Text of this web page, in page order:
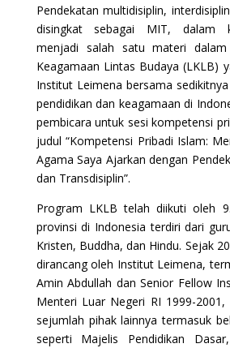
Pendekatan multidisiplin,
disingkat sebagai MIT, dalam
menjadi salah satu materi
Keagamaan Lintas Budaya (LKLB)
Institut Leimena bersama
pendidikan dan keagamaan di
pembicara untuk sesi kompetensi
judul “Kompetensi Pribadi Islam:
Agama Saya Ajarkan dengan
dan Transdisiplin”.
Program LKLB telah diikuti oleh
provinsi di Indonesia terdiri dari
Kristen, Buddha, dan Hindu. Sejak
dirancang oleh Institut Leimena,
Amin Abdullah dan Senior Fellow
Menteri Luar Negeri RI 1999-2001,
sejumlah pihak lainnya termasuk
seperti Majelis Pendidikan